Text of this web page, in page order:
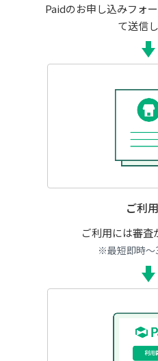
Paidのお申し込みフォ
て送信し
ご利
ご利用には審査
※最短即時～